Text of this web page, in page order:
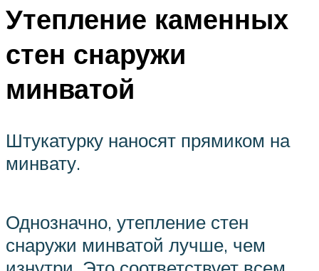
Утепление каменных
стен снаружи
минватой
Штукатурку наносят прямиком на
минвату.
Однозначно, утепление стен
снаружи минватой лучше, чем